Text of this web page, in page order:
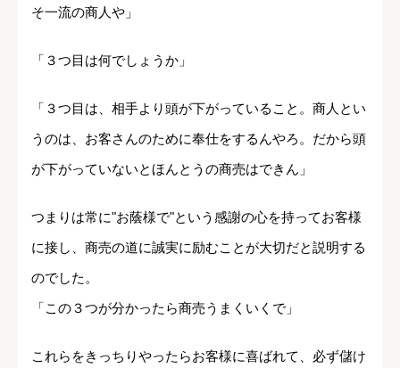
そ一流の商人や」
「３つ目は何でしょうか」
「３つ目は、相手より頭が下がっていること。商人とい
うのは、お客さんのために奉仕をするんやろ。だから頭
が下がっていないとほんとうの商売はできん」
つまりは常に"お蔭様で"という感謝の心を持ってお客様
に接し、商売の道に誠実に励むことが大切だと説明する
のでした。
「この３つが分かったら商売うまくいくで」
これらをきっちりやったらお客様に喜ばれて、必ず儲け